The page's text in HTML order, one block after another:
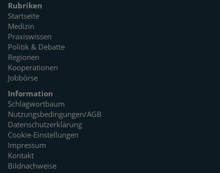
Rubriken
Startseite
Medizin
Praxiswissen
Politik & Debatte
Regionen
Kooperationen
Jobbörse
Information
Schlagwortbaum
Nutzungsbedingungen/AGB
Datenschutzerklärung
Cookie-Einstellungen
Impressum
Kontakt
Bildnachweise